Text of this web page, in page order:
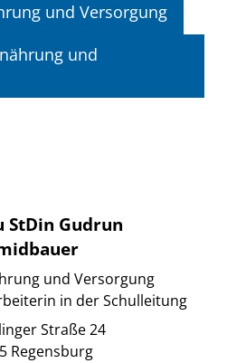
und Versorgung
und
StDin Gudrun
und Versorgung
in der Schulleitung
Straße 24
Regensburg